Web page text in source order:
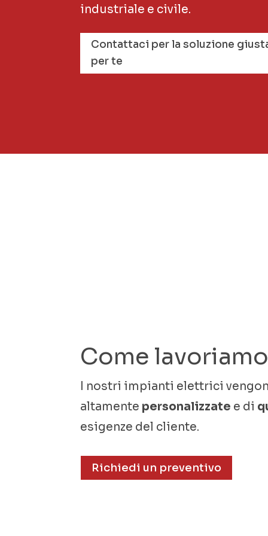
industriale e civile.
Contattaci per la soluzione
per te
Come
I nostri impianti elettrici
altamente personalizzate e di
esigenze del cliente.
Richiedi un preventivo